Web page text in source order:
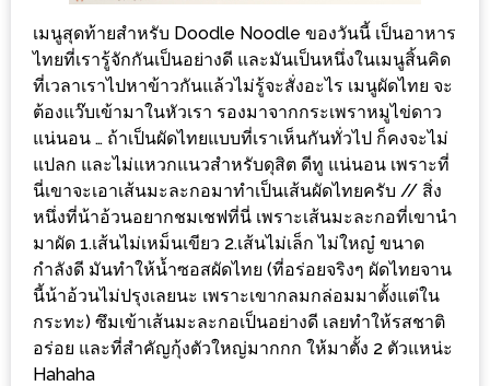
ชั่
นวัน
แม่
แห่ง
ชาติ
2557
ร้าน
หมู
กระทะ
ทั่ว
เชียงใหม่
เมนูสุดท้ายสำหรับ Doodle Noodle ของวันนี้ เป็นอาหาร
ไทยที่เรารู้จักกันเป็นอย่างดี และมันเป็นหนึ่งในเมนูสิ้นคิด
ที่เวลาเราไปหาข้าวกันแล้วไม่รู้จะสั่งอะไร เมนูผัดไทย จะ
ต้องแว๊บเข้ามาในหัวเรา รองมาจากกระเพราหมูไข่ดาว
แน่นอน … ถ้าเป็นผัดไทยแบบที่เราเห็นกันทั่วไป ก็คงจะไม่
แปลก และไม่แหวกแนวสำหรับดุสิต ดีทู แน่นอน เพราะที่
นี่เขาจะเอาเส้นมะละกอมาทำเป็นเส้นผัดไทยครับ // สิ่ง
หนึ่งที่น้าอ้วนอยากชมเชฟที่นี่ เพราะเส้นมะละกอที่เขานำ
มาผัด 1.เส้นไม่เหม็นเขียว 2.เส้นไม่เล็ก ไม่ใหญ๋ ขนาด
กำลังดี มันทำให้น้ำซอสผัดไทย (ที่อร่อยจริงๆ ผัดไทยจาน
นี้น้าอ้วนไม่ปรุงเลยนะ เพราะเขากลมกล่อมมาตั้งแต่ใน
กระทะ) ซึมเข้าเส้นมะละกอเป็นอย่างดี เลยทำให้รสชาติ
อร่อย และที่สำคัญกุ้งตัวใหญ่มากกก ให้มาตั้ง 2 ตัวแหน่ะ
Hahaha